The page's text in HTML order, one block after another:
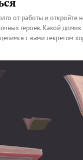
от работы и откройте
героев. Какой домик
с вами секретом